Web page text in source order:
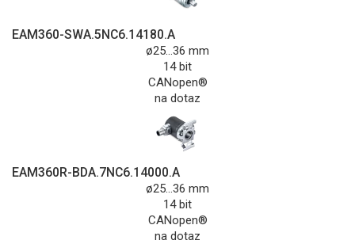
EAM360-SWA.5NC6.14180.A
ø25...36 mm
14 bit
CANopen®
na dotaz
EAM360R-BDA.7NC6.14000.A
ø25...36 mm
14 bit
CANopen®
na dotaz